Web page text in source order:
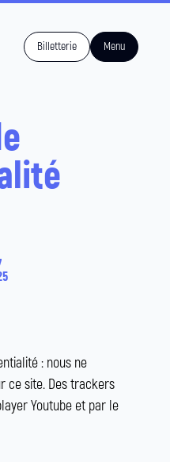
Billetterie Menu
: nous ne
ce site. Des trackers
Youtube et par le